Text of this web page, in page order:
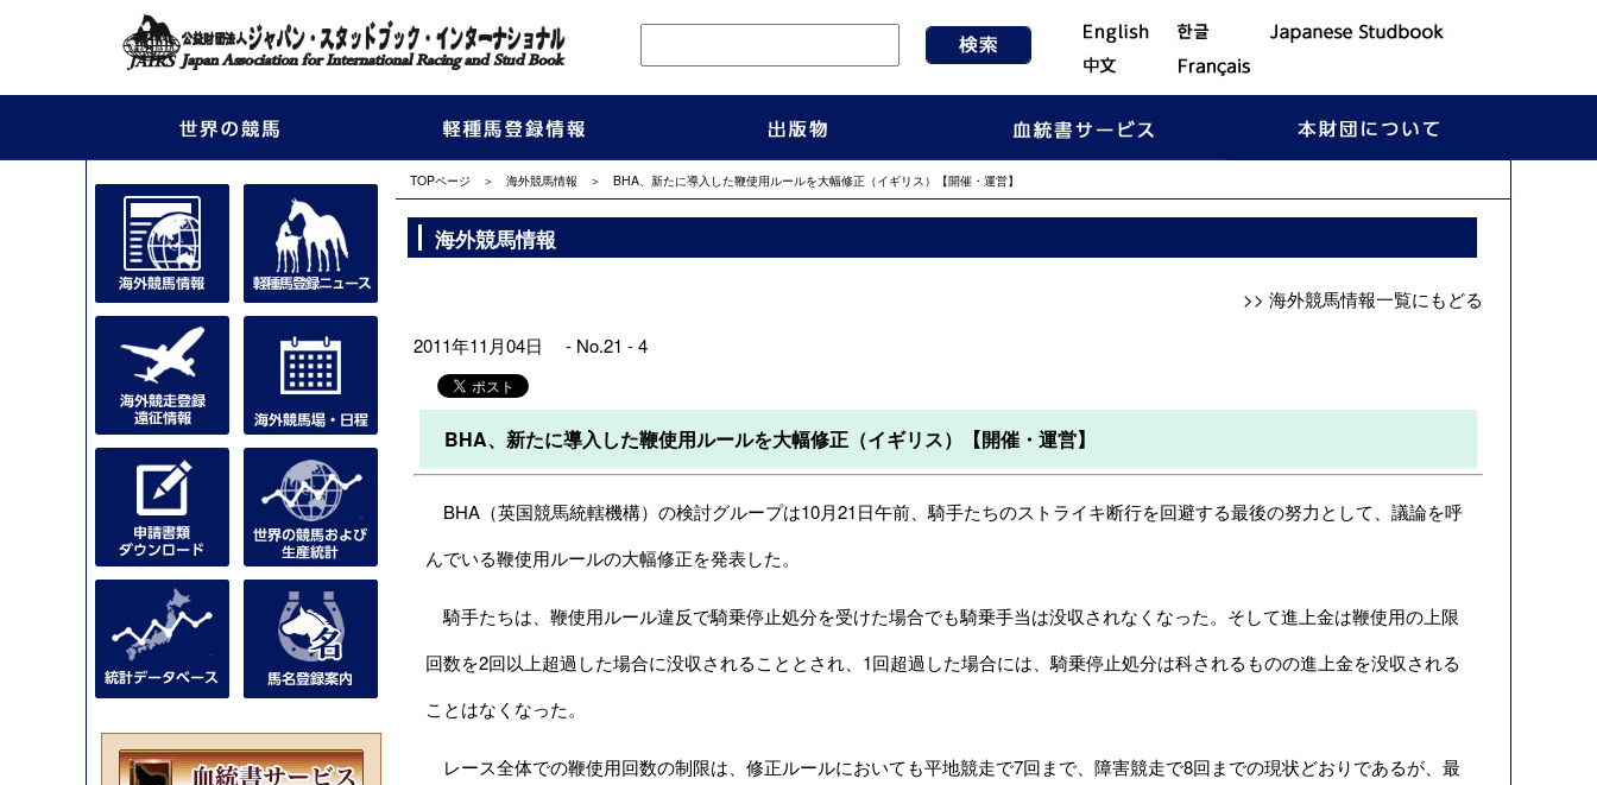
TOPページ ＞ 海外競馬情報 ＞ BHA、新たに導入した鞭使用ルールを大幅修正（イギリス）【開催・運営】
海外競馬情報
>> 海外競馬情報一覧にもどる
2011年11月04日 - No.21 - 4
BHA、新たに導入した鞭使用ルールを大幅修正（イギリス）【開催・運営】
BHA（英国競馬統轄機構）の検討グループは10月21日午前、騎手たちのストライキ断行を回避する最後の努力として、議論を呼
んでいる鞭使用ルールの大幅修正を発表した。
騎手たちは、鞭使用ルール違反で騎乗停止処分を受けた場合でも騎乗手当は没収されなくなった。そして進上金は鞭使用の上限
回数を2回以上超過した場合に没収されることとされ、1回超過した場合には、騎乗停止処分は科されるものの進上金を没収される
ことはなくなった。
レース全体での鞭使用回数の制限は、修正ルールにおいても平地競走で7回まで、障害競走で8回までの現状どおりであるが、最